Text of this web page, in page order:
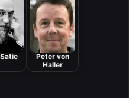
Peter von
Haller